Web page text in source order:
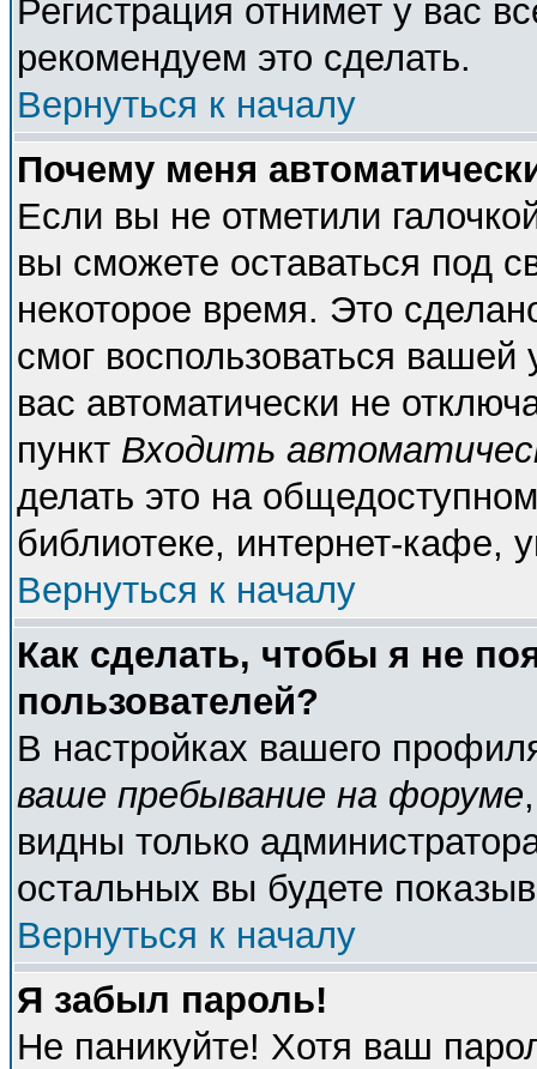
Регистрация отнимет у вас
рекомендуем это сделать.
Вернуться к началу
Почему меня
Если вы не отметили
вы сможете оставаться под
некоторое время. Это
смог воспользоваться
вас автоматически не
пункт Входить
делать это на
библиотеке, интернет-кафе,
Вернуться к началу
Как сделать, чтобы я не
пользователей?
В настройках вашего
ваше пребывание на форуме
видны только
остальных вы будете
Вернуться к началу
Я забыл пароль!
Не паникуйте! Хотя ваш